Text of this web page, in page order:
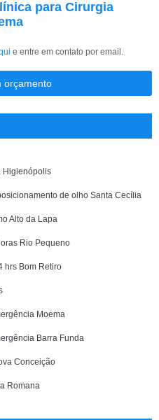
para Cirurgia
e entre em contato por email.
orçamento
Higienópolis
de olho Santa Cecília
Alto da Lapa
Rio Pequeno
hrs Bom Retiro
Moema
Barra Funda
Conceição
Romana